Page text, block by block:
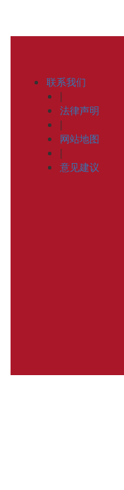
联系我们
|
法律声明
|
网站地图
|
意见建议